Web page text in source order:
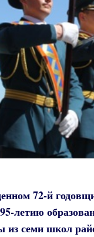
72-й
летию
из семи школ